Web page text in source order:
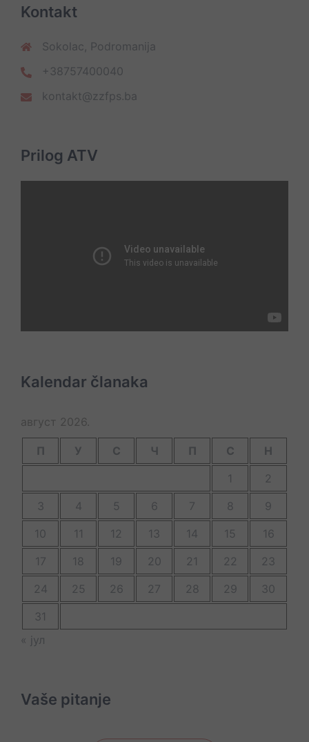
Kontakt
Sokolac, Podromanija
+38757400040
kontakt@zzfps.ba
Prilog ATV
Kalendar članaka
август 2026.
П У С Ч П С
Н
1
2
3
4 5 6 7 8
9
10
11 12 13 14 15
16
17
18 19 20 21 22
23
24
25 26 27 28 29
30
31
« јул
Vaše pitanje